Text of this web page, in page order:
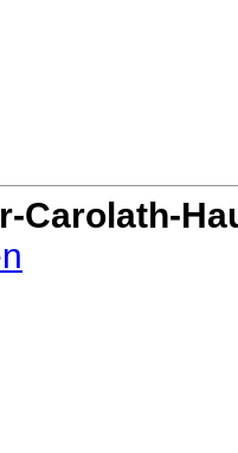
Carolath-